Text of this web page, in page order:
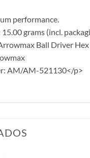
performance.
grams (incl.
Ball Driver
AM/AM-521130</p>